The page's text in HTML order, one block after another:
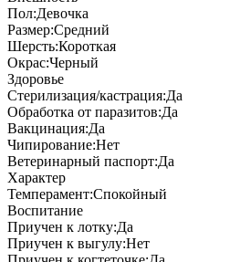
Пол:Девочка
Размер:Средний
Шерсть:Короткая
Окрас:Черный
Здоровье
Стерилизация/кастрация:Да
Обработка от паразитов:Да
Вакцинация:Да
Чипирование:Нет
Ветеринарный паспорт:Да
Характер
Темперамент:Спокойный
Воспитание
Приучен к лотку:Да
Приучен к выгулу:Нет